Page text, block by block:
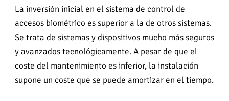
La inversión inicial en el sistema de control de
accesos biométrico es superior a la de otros sistemas.
Se trata de sistemas y dispositivos mucho más seguros
y avanzados tecnológicamente. A pesar de que el
coste del mantenimiento es inferior, la instalación
supone un coste que se puede amortizar en el tiempo.